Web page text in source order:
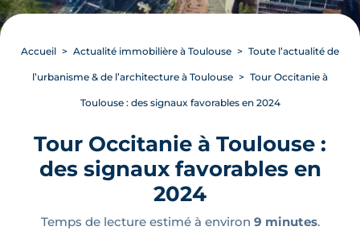
Accueil Actualité immobilière à Toulouse Toute l’actualité de
l’urbanisme & de l’architecture à Toulouse Tour Occitanie à
Toulouse : des signaux favorables en 2024
Tour Occitanie à Toulouse :
des signaux favorables en
2024
Temps de lecture estimé à environ 9 minutes.